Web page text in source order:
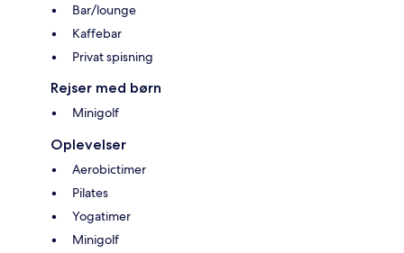
Bar/lounge
Kaffebar
Privat spisning
Rejser med børn
Minigolf
Oplevelser
Aerobictimer
Pilates
Yogatimer
Minigolf